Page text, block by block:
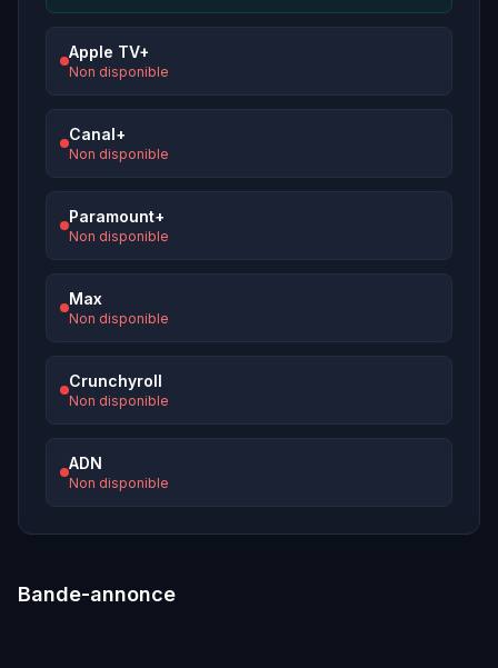
Apple TV+
Non disponible
Canal+
Non disponible
Paramount+
Non disponible
Max
Non disponible
Crunchyroll
Non disponible
ADN
Non disponible
Bande-annonce